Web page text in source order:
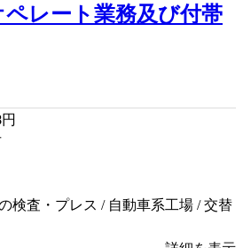
レート業務及び付帯
円
検査・プレス / 自動車系工場 / 交替